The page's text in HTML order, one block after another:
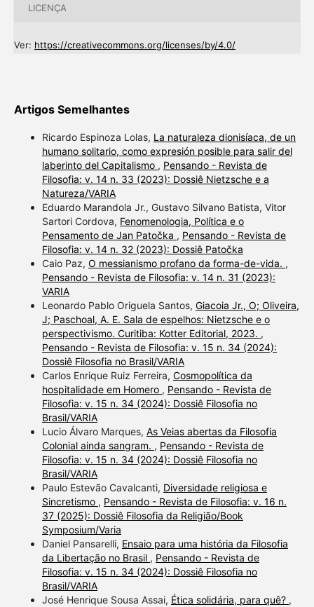
LICENÇA
Ver: https://creativecommons.org/licenses/by/4.0/
Artigos Semelhantes
Ricardo Espinoza Lolas, La naturaleza dionisíaca, de un
humano solitario, como expresión posible para salir del
laberinto del Capitalismo , Pensando - Revista de
Filosofia: v. 14 n. 33 (2023): Dossiê Nietzsche e a
Natureza/VARIA
Eduardo Marandola Jr., Gustavo Silvano Batista, Vitor
Sartori Cordova, Fenomenologia, Política e o
Pensamento de Jan Patočka , Pensando - Revista de
Filosofia: v. 14 n. 32 (2023): Dossiê Patočka
Caio Paz, O messianismo profano da forma-de-vida. ,
Pensando - Revista de Filosofia: v. 14 n. 31 (2023):
VARIA
Leonardo Pablo Origuela Santos, Giacoia Jr., O; Oliveira,
J; Paschoal, A. E. Sala de espelhos: Nietzsche e o
perspectivismo. Curitiba: Kotter Editorial, 2023. ,
Pensando - Revista de Filosofia: v. 15 n. 34 (2024):
Dossiê Filosofia no Brasil/VARIA
Carlos Enrique Ruiz Ferreira, Cosmopolítica da
hospitalidade em Homero , Pensando - Revista de
Filosofia: v. 15 n. 34 (2024): Dossiê Filosofia no
Brasil/VARIA
Lucio Álvaro Marques, As Veias abertas da Filosofia
Colonial ainda sangram. , Pensando - Revista de
Filosofia: v. 15 n. 34 (2024): Dossiê Filosofia no
Brasil/VARIA
Paulo Estevão Cavalcanti, Diversidade religiosa e
Sincretismo , Pensando - Revista de Filosofia: v. 16 n.
37 (2025): Dossiê Filosofia da Religião/Book
Symposium/Varia
Daniel Pansarelli, Ensaio para uma história da Filosofia
da Libertação no Brasil , Pensando - Revista de
Filosofia: v. 15 n. 34 (2024): Dossiê Filosofia no
Brasil/VARIA
José Henrique Sousa Assai, Ética solidária, para quê? ,